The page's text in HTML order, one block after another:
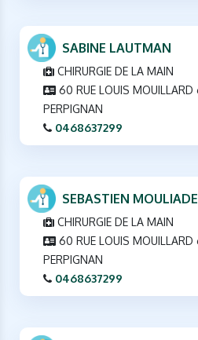
SABINE LAUTMAN
CHIRURGIE DE LA MAIN
60 RUE LOUIS
PERPIGNAN
0468637299
SEBASTIEN MOULIADE
CHIRURGIE DE LA MAIN
60 RUE LOUIS
PERPIGNAN
0468637299